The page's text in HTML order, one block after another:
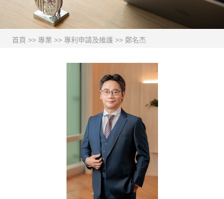
首頁 >> 專業 >> 專利申請及維護 >> 鄭名杰